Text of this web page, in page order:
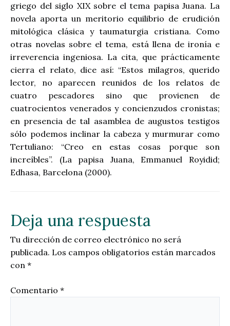
griego del siglo XIX sobre el tema papisa Juana. La
novela aporta un meritorio equilibrio de erudición
mitológica clásica y taumaturgia cristiana. Como
otras novelas sobre el tema, está llena de ironía e
irreverencia ingeniosa. La cita, que prácticamente
cierra el relato, dice así: “Estos milagros, querido
lector, no aparecen reunidos de los relatos de
cuatro pescadores sino que provienen de
cuatrocientos venerados y concienzudos cronistas;
en presencia de tal asamblea de augustos testigos
sólo podemos inclinar la cabeza y murmurar como
Tertuliano: “Creo en estas cosas porque son
increíbles”. (La papisa Juana, Emmanuel Royidid;
Edhasa, Barcelona (2000).
Deja una respuesta
Tu dirección de correo electrónico no será
publicada. Los campos obligatorios están marcados
con *
Comentario *